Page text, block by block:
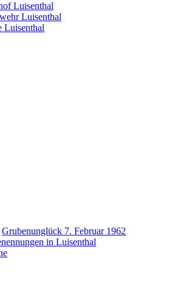
Luisenthal
Luisenthal
Luisenthal
Grubenunglück 7. Februar 1962
in Luisenthal